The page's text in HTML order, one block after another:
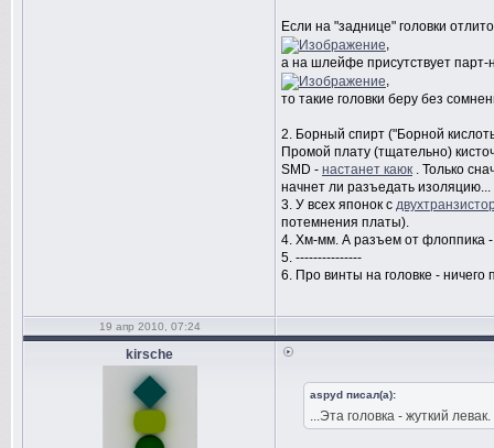
Если на "заднице" головки
,
а на шлейфе присутствует парт-
,
то такие головки беру без
2. Борный спирт ("Борной
Промой плату (тщательно)
SMD - настанет каюк . Только
начнет ли разъедать
3. У всех японок с
потемнения платы).
4. Хм-мм. А разъем от флоппика -
5. ---------------
6. Про винты на головке - ничего
19 апр 2010, 07:24
kirsche
aspyd писал(а):
...Эта головка - жуткий левак.